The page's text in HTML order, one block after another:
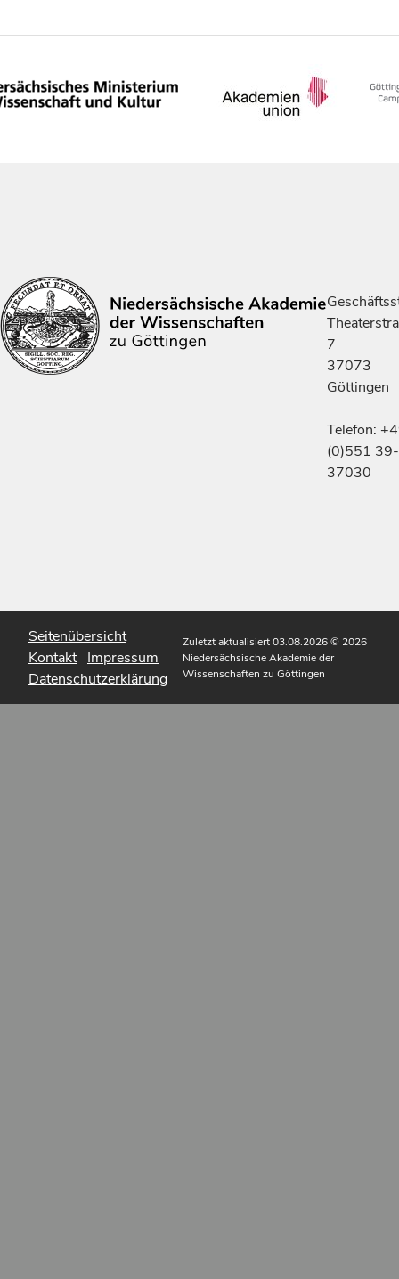
7
37073
Göttingen
Telefon:
(0)551 39-
37030
Seitenübersicht
Kontakt Impressum
Datenschutzerklärung
Zuletzt aktualisiert 03.08.2026© 2026
Niedersächsische Akademie der
Wissenschaften zu Göttingen